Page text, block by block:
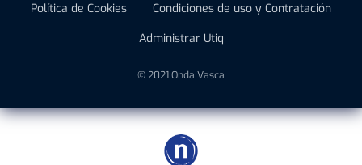
Política de Cookies
Condiciones de uso y Contratación
Administrar Utiq
© 2021 Onda Vasca